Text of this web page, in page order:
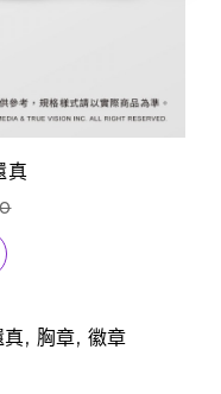
真
真, 胸章, 徽章